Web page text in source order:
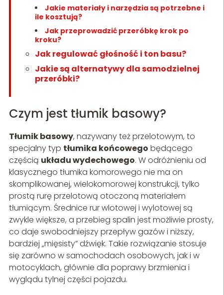
Jakie materiały i narzędzia są potrzebne i
ile kosztują?
Jak przeprowadzić przeróbkę krok po
kroku?
Jak regulować głośność i ton basu?
Jakie są alternatywy dla samodzielnej
przeróbki?
Czym jest tłumik basowy?
Tłumik basowy, nazywany też przelotowym, to
specjalny typ tłumika końcowego będącego
częścią układu wydechowego. W odróżnieniu od
klasycznego tłumika komorowego nie ma on
skomplikowanej, wielokomorowej konstrukcji, tylko
prostą rurę przelotową otoczoną materiałem
tłumiącym. Średnice rur wlotowej i wylotowej są
zwykle większe, a przebieg spalin jest możliwie prosty,
co daje swobodniejszy przepływ gazów i niższy,
bardziej „mięsisty” dźwięk. Takie rozwiązanie stosuje
się zarówno w samochodach osobowych, jak i w
motocyklach, głównie dla poprawy brzmienia i
wyglądu tylnej części pojazdu.